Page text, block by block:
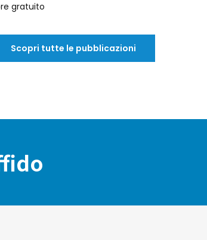
gratuito
Scopri tutte le pubblicazioni